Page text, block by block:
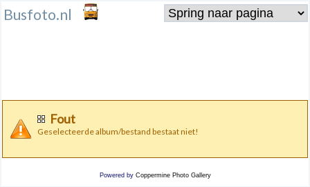
Busfoto.nl
Fout
Geselecteerde album/bestand bestaat niet!
Powered by Coppermine Photo Gallery